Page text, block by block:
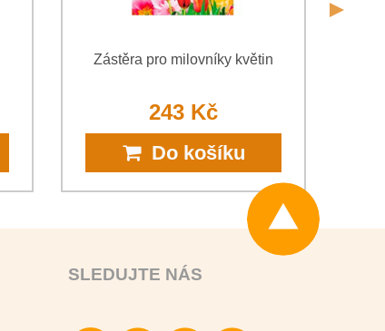
Zástěra pro milovníky květin
243 Kč
Do košíku
SLEDUJTE NÁS